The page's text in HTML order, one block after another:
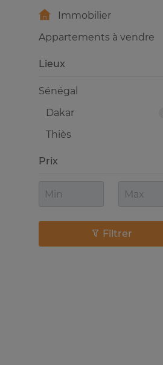
Immobilier
Appartements à vendre
Lieux
Sénégal
Dakar
Thiès
Prix
Filtrer